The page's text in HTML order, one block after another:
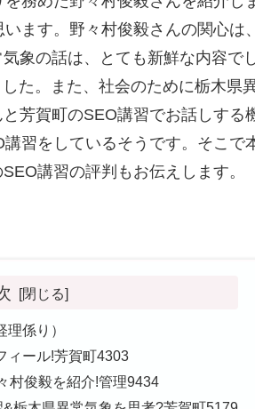
ます。野々村俊毅さんの関心は
象の話は、とても新鮮な内容で
た。また、社会のために栃木県
芳賀町のSEO講習でお話しする
習をしているそうです。そこで
講習の評判もお伝えします。
係り）
ィール!芳賀町4303
村俊毅を紹介!管理9434